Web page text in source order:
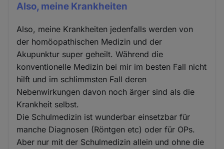
Also, meine Krankheiten
Also, meine Krankheiten jedenfalls werden von
der homöopathischen Medizin und der
Akupunktur super geheilt. Während die
konventionelle Medizin bei mir im besten Fall nicht
hilft und im schlimmsten Fall deren
Nebenwirkungen davon noch ärger sind als die
Krankheit selbst.
Die Schulmedizin ist wunderbar einsetzbar für
manche Diagnosen (Röntgen etc) oder für OPs.
Aber nur mit der Schulmedizin allein und ohne die